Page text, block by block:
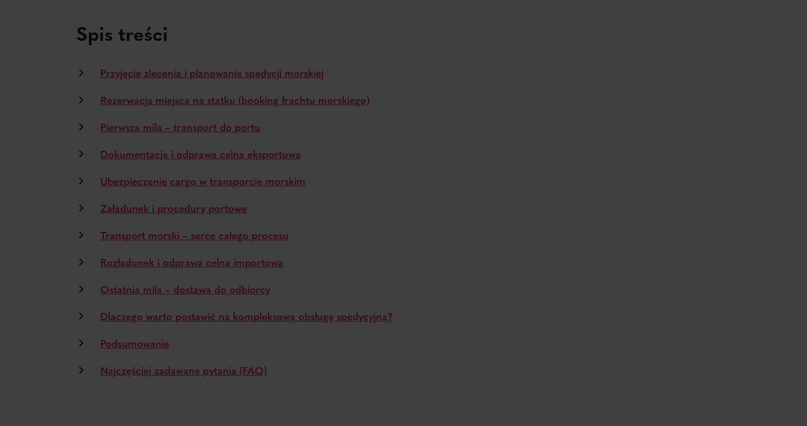
Spis treści
Przyjęcie zlecenia i planowanie spedycji morskiej
Rezerwacja miejsca na statku (booking frachtu morskiego)
Pierwsza mila – transport do portu
Dokumentacja i odprawa celna eksportowa
Ubezpieczenie cargo w transporcie morskim
Załadunek i procedury portowe
Transport morski – serce całego procesu
Rozładunek i odprawa celna importowa
Ostatnia mila – dostawa do odbiorcy
Dlaczego warto postawić na kompleksową obsługę spedycyjną?
Podsumowanie
Najczęściej zadawane pytania (FAQ)